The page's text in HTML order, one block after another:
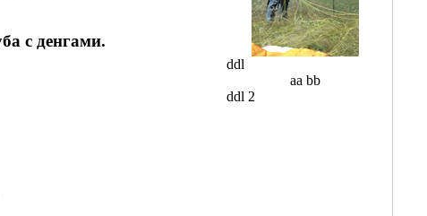
с денгами.
ddl
aa bb
ddl 2